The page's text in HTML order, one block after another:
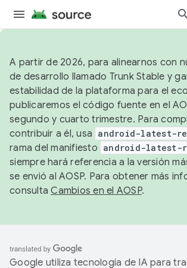
A partir de 2026, para alinearnos con
de desarrollo llamado Trunk Stable y
estabilidad de la plataforma para el
publicaremos el código fuente en el
segundo y cuarto trimestre. Para
contribuir a él, usa android-latest-
rama del manifiesto android-latest-
siempre hará referencia a la versión
se envió al AOSP. Para obtener más
consultaCambios en el AOSP.
Google utiliza tecnología de IA para